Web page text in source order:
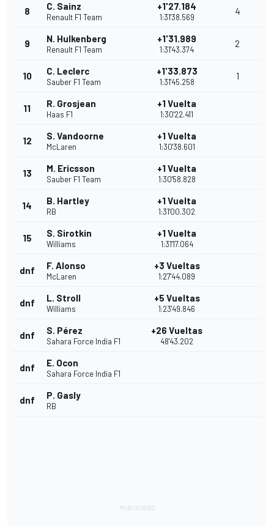
8 C. Sainz
Renault F1 Team
+1'27.184
1:31'38.569
4
9 N. Hulkenberg
Renault F1 Team
+1'31.989
1:31'43.374
2
10 C. Leclerc
Sauber F1 Team
+1'33.873
1:31'45.258
1
11 R. Grosjean
Haas F1
+1 Vuelta
1:30'22.411
12 S. Vandoorne
McLaren
+1 Vuelta
1:30'38.601
13 M. Ericsson
Sauber F1 Team
+1 Vuelta
1:30'58.828
14 B. Hartley
RB
+1 Vuelta
1:31'00.302
15 S. Sirotkin
Williams
+1 Vuelta
1:31'17.064
dnf F. Alonso
McLaren
+3 Vueltas
1:27'44.089
dnf L. Stroll
Williams
+5 Vueltas
1:23'49.846
dnf S. Pérez
Sahara Force India F1
+26 Vueltas
48'43.202
dnf E. Ocon
Sahara Force India F1
dnf P. Gasly
RB